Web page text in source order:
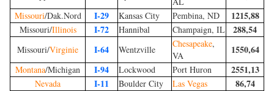
Missouri/Dak.Nord I-29 Kansas City Pembina, ND 1215,88
Missouri/Illinois I-72 Hannibal Champaign, IL 288,54
Missouri/Virginie I-64 Wentzville
Chesapeake,
VA
1550,64
Montana/Michigan I-94 Lockwood Port Huron 2551,13
Nevada I-11 Boulder City Las Vegas 86,74